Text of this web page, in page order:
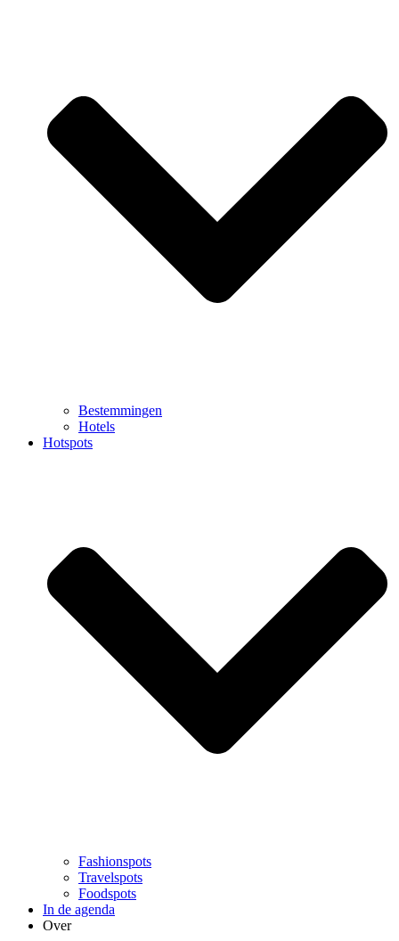
Bestemmingen
Hotels
Hotspots
Fashionspots
Travelspots
Foodspots
In de agenda
Over